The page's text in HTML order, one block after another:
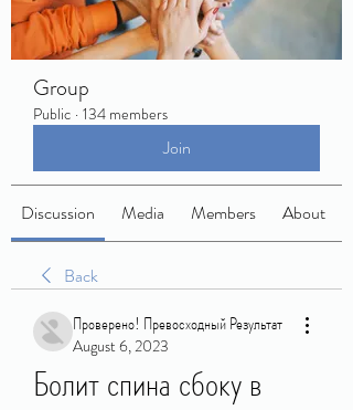
Group
Public · 134 members
Join
Discussion Media Members About
Back
Проверено! Превосходный Результат
August 6, 2023
Болит спина сбоку в